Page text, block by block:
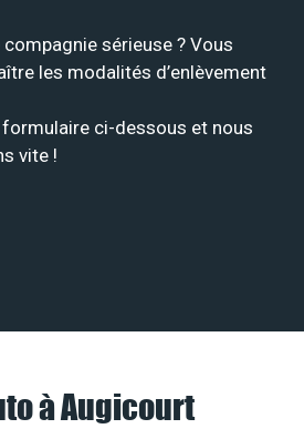
sérieuse ? Vous
les modalités d’enlèvement
ci-dessous et nous
vite !
à Augicourt